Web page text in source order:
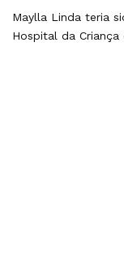
Maylla Linda teria
Hospital da Criança